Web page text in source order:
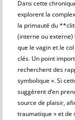
Dans cette
explorent la
la primauté du
(interne ou
que le vagin et le
clés. Un point
recherchent des
symbolique ». Si
suggèrent d’en
source de plaisir,
traumatique » et de